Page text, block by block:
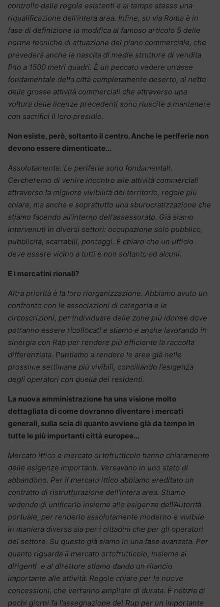
controllo delle regole esistenti e al tempo stesso una
riqualificazione dell’intera area. Infine, su via Roma è in
fase di definizione la modifica al famoso articolo 5 delle
norme tecniche di attuazione del piano commerciale, che
prevederà anche la nascita di medie strutture di vendita
fino a 1500 metri quadri. È un peccato vedere un’asse
fondamentale della città completamente deserto, al netto
delle grosse attività commerciali che attraverso una
voltura delle licenze precedenti sono riuscite a mantenere
con sacrifici il loro presidio.
Non esiste, però, soltanto il centro. Anche le periferie non
devono essere dimenticate…
Assolutamente. Le periferie sono fondamentali.
Cercheremo di venire incontro alle attività commerciali
attraverso la migliore vivibilità del territorio, regole più
chiare, ma anche e soprattutto una sburocratizzazione che
stiamo facendo all’interno dell’assessorato. Già siamo
intervenuti in diversi settori: occupazione solo pubblico,
pubblicità, scarrabili, ponteggi. È chiaro che un ufficio
deve essere vicino a tutti e non soltanto ad alcuni.
E i mercatini rionali?
Altra priorità è la loro riorganizzazione. Abbiamo avuto un
confronto con le associazioni di categoria e le
circoscrizioni, per individuare delle zone più idonee dove
potranno essere ricollocati e stiamo e anche lavorando in
sinergia con Rap per rendere più efficiente la raccolta
differenziata. Puntiamo a rendere le aree già nelle
prossime settimane più vivibili, conciliando l’esigenza
degli operatori con quella dei residenti.
La nuova amministrazione ha una visione molto
dettagliata di come dovranno diventare i mercati
generali, sulla scia di quanto avviene già da tempo in
tutte le più importanti città europee…
Mercato ittico e mercato ortofrutticolo hanno chiaramente
delle esigenze importanti. Versavano in uno stato di
abbandono. Per il mercato ittico abbiamo ereditato un
contratto di ristrutturazione dell’intera area. Stiamo
vedendo di unificarlo insieme alle esigenze dell’Autorità
portuale, per renderlo assolutamente moderno e vivibile
in maniera diversa sia per i cittadini che per gli operatori
del settore. Su questo già siamo in una fase avanzata. Per
quanto riguarda il mercato ortofrutticolo, insieme ai
dirigenti e al direttore stiamo dando un rilancio
importante alle attività. Regole chiare per le nuove
concessioni, che verranno ampliate di durata. È notizia di
pochi giorni fa l’assegnazione del Rup per un importante